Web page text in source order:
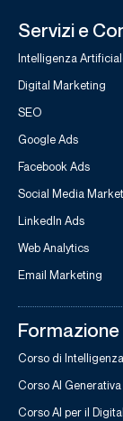
Servizi e
Intelligenza
Digital Marketing
SEO
Google Ads
Facebook Ads
Social Media
LinkedIn Ads
Web Analytics
Email Marketing
Formazione
Corso di
Corso AI Generativa
Corso AI per il